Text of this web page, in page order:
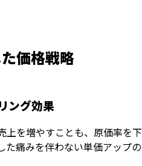
価格戦略
ング効果
上を増やすことも、原価率を
た痛みを伴わない単価アップ